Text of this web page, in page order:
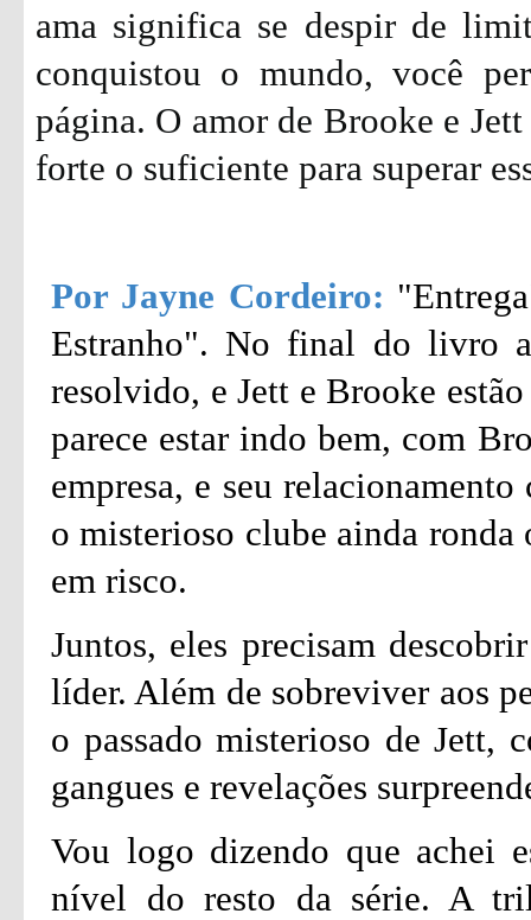
ama significa se despir de
conquistou o mundo, você
página. O amor de Brooke e
forte o suficiente para superar
Por Jayne Cordeiro:
Estranho". No final do livro
resolvido, e Jett e Brooke
parece estar indo bem, com
empresa, e seu
o misterioso clube ainda
em risco.
Juntos, eles precisam
líder. Além de sobreviver aos
o passado misterioso de Jett,
gangues e revelações
Vou logo dizendo que achei
nível do resto da série. A